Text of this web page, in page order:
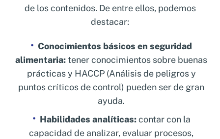
de los contenidos. De entre ellos, podemos
destacar:
Conocimientos básicos en seguridad
alimentaria: tener conocimientos sobre buenas
prácticas y HACCP (Análisis de peligros y
puntos críticos de control) pueden ser de gran
ayuda.
Habilidades analíticas:contar con la
capacidad de analizar, evaluar procesos,